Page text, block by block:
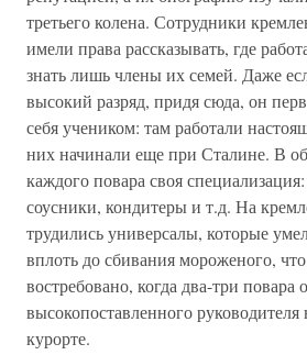
третьего колена. Сотрудники
имели права рассказывать, где
знать лишь члены их семей. Даже
высокий разряд, придя сюда, он
себя учеником: там работали
них начинали еще при Сталине. В
каждого повара своя
соусники, кондитеры и т.д. На
трудились универсалы, которые
вплоть до сбивания мороженого,
востребовано, когда два-три повара
высокопоставленного руководителя
курорте.